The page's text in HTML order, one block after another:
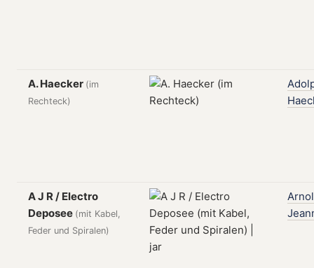
A. Haecker (im
Rechteck)
A J R / Electro
Deposee (mit Kabel,
Feder und Spiralen)